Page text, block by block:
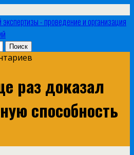
- проведение и организация
раз доказал
способность